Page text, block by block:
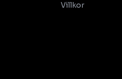
Villkor